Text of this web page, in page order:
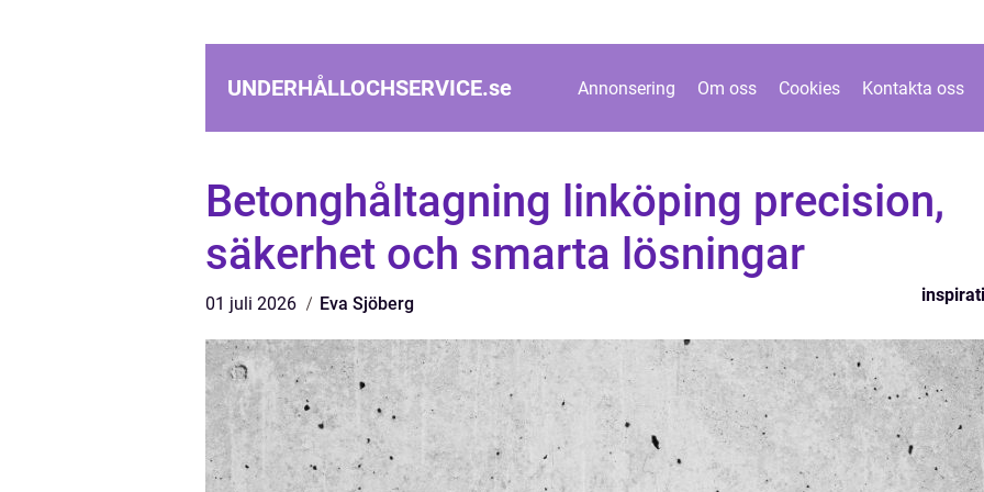
UNDERHÅLLOCHSERVICE.se Annonsering Om oss Cookies Kontakta oss
Betonghåltagning linköping precision,
säkerhet och smarta lösningar
01 juli 2026 Eva Sjöberg